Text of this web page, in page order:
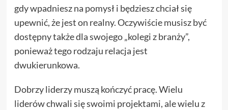
gdy wpadniesz na pomysł i będziesz chciał się
upewnić, że jest on realny. Oczywiście musisz być
dostępny także dla swojego „kolegi z branży”,
ponieważ tego rodzaju relacja jest
dwukierunkowa.
Dobrzy liderzy muszą kończyć pracę. Wielu
liderów chwali się swoimi projektami, ale wielu z